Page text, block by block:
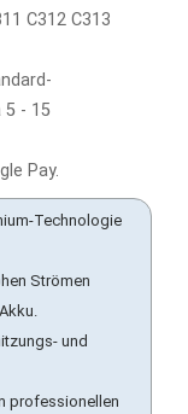
C312 C313
5 - 15
Pay.
Technologie
Strömen
und
professionellen